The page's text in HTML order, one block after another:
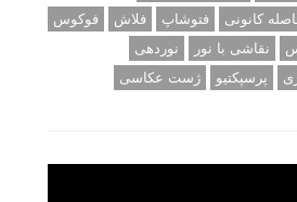
کانونی فتوشاپ فلاش
فوکوس
نقاشی با نور
نوردهی
پرسپکتیو ژست عکاسی